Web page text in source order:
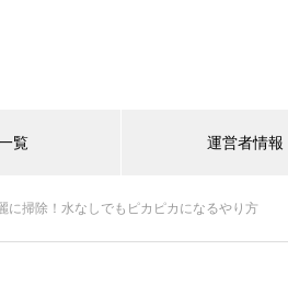
覧 運営者情報
に掃除！水なしでもピカピカになるやり方